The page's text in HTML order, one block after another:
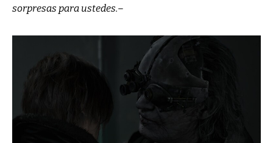
sorpresas para ustedes.–